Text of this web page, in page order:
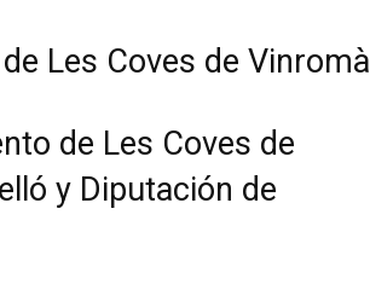
Les Coves de Vinromà
de Les Coves de
y Diputación de